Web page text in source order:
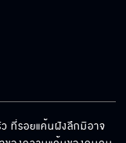
ที่รอยแค้นฝังลึกมิอาจ